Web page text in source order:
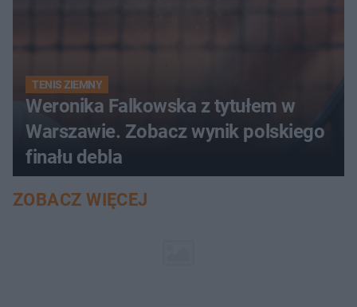
TENIS ZIEMNY
Weronika Falkowska z tytułem w
Warszawie. Zobacz wynik polskiego
finału debla
ZOBACZ WIĘCEJ